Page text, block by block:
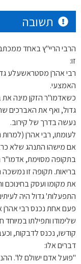
תשובה
הרבי הריי"ץ באחד
זו:
רבי אהרֹן מסטראשעלע
האמצעי.
כשאדמו"ר הזקן מינה את
גדול, ואף את האברכים
נעשה בדרך של קירוב.
לעומתו, רבי אהרֹן (למרות
אם מישהו התנהג שלא
בתקופה מסוימת, אדמו"ר
בריאות. תקופה זו נמשכה
את מקומו ועסק בחינוכם
התפעלות' גדול היה
פעם אחת נכנס רבי אהרֹן
שלימודו ותפילתו במיוחד
קודשו, נכנס לדבקות,
דברים אלו:
"פועל אדם ישולם לו".